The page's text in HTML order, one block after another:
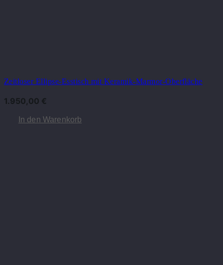
Zeitloser Ellipse-Esstisch mit Keramik-Marmor-Oberfläche
1.950,00 €
In den Warenkorb